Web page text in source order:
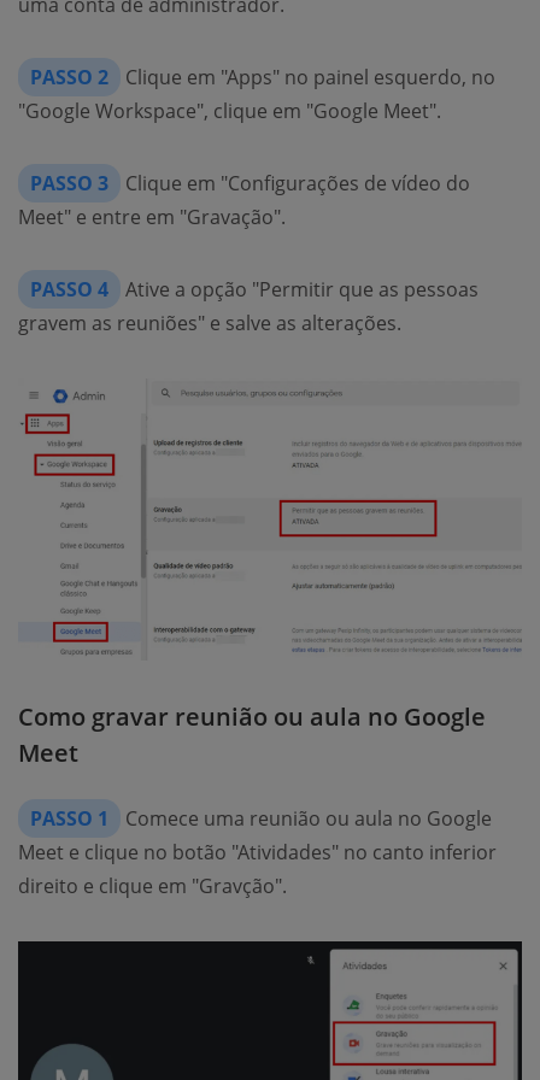
PASSO 2
Clique em "Apps" no painel esquerdo, no
"Google Workspace", clique em "Google Meet".
PASSO 3
Clique em "Configurações de vídeo do
Meet" e entre em "Gravação".
PASSO 4
Ative a opção "Permitir que as pessoas
gravem as reuniões" e salve as alterações.
Como gravar reunião ou aula no Google
Meet
PASSO 1
Comece uma reunião ou aula no Google
Meet e clique no botão "Atividades" no canto inferior
direito e clique em "Gravção".